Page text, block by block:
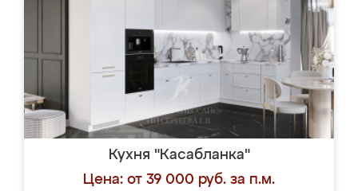
Кухня "Касабланка"
Цена: от 39 000 руб. за п.м.